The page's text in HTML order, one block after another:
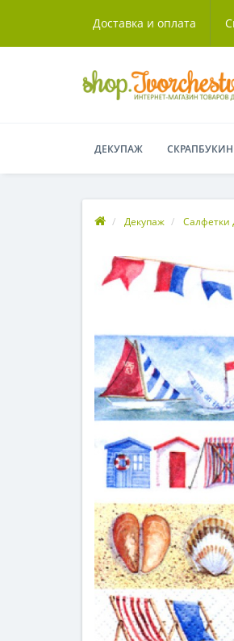
Доставка и оплата
ДЕКУПАЖ
Декупаж Салфетки